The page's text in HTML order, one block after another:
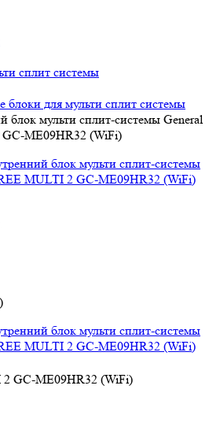
сплит системы
блоки для мульти сплит системы
блок мульти сплит-системы General
ME09HR32 (WiFi)
GC-ME09HR32 (WiFi)